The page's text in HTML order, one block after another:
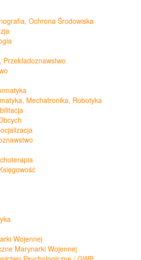
Ochrona Środowiska
Mechatronika, Robotyka
Wojennej
Marynarki Wojennej